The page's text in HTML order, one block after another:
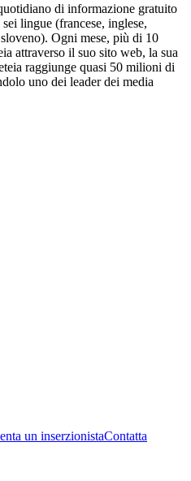
di informazione gratuito
lingue (francese, inglese,
Ogni mese, più di 10
attraverso il suo sito web, la sua
raggiunge quasi 50 milioni di
uno dei leader dei media
un inserzionistaContatta